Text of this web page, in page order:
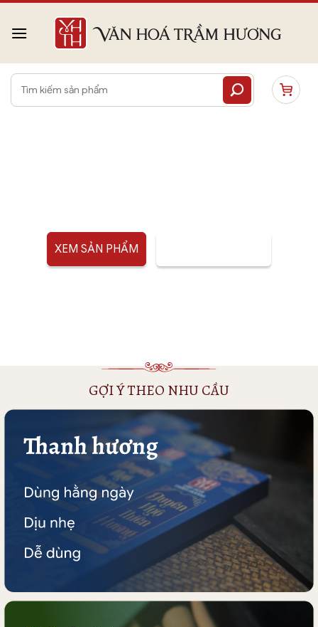
qua
dung
Tìm
XEM SẢN PHẨM
GỢI Ý THEO NHU CẦU